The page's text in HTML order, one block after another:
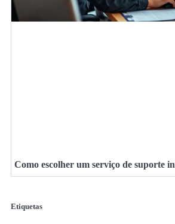
Como escolher um serviço de suporte
Etiquetas